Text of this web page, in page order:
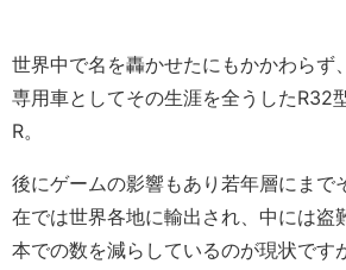
世界中で名を轟かせたにもかかわらず
専用車としてその生涯を全うしたR32
R。
後にゲームの影響もあり若年層にまで
在では世界各地に輸出され、中には盗
本での数を減らしているのが現状です